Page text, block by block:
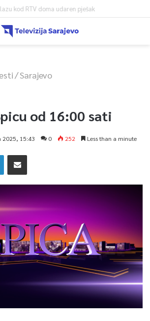
kod RTV doma udaren pješak
/Sarajevo
od 16:00 sati
2025, 15:43 0 252 Less than a minute